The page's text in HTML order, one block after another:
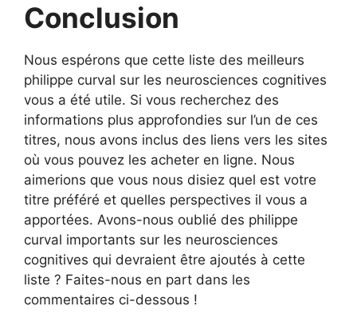
Conclusion
Nous espérons que cette liste des meilleurs
philippe curval sur les neurosciences cognitives
vous a été utile. Si vous recherchez des
informations plus approfondies sur l’un de ces
titres, nous avons inclus des liens vers les sites
où vous pouvez les acheter en ligne. Nous
aimerions que vous nous disiez quel est votre
titre préféré et quelles perspectives il vous a
apportées. Avons-nous oublié des philippe
curval importants sur les neurosciences
cognitives qui devraient être ajoutés à cette
liste ? Faites-nous en part dans les
commentaires ci-dessous !